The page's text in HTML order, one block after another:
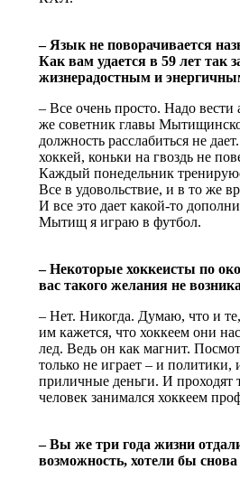
– Язык не поворачивается
Как вам удается в 59 лет так
жизнерадостным и
– Все очень просто. Надо
же советник главы
должность расслабиться не
хоккей, коньки на гвоздь не
Каждый понедельник
Все в удовольствие, и в то же
И все это дает какой-то
Мытищ я играю в футбол.
– Некоторые хоккеисты по
вас такого желания не
– Нет. Никогда. Думаю, что и
им кажется, что хоккеем они
лед. Ведь он как магнит.
только не играет – и
приличные деньги. И проходят
человек занимался хоккеем
– Вы же три года жизни
возможность, хотели бы